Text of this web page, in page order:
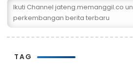
Ikuti Channel jateng.memanggil.co
perkembangan berita terbaru
TAG